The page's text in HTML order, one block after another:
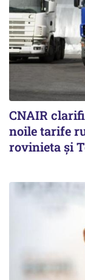
CNAIR
noile tarife
rovinieta și